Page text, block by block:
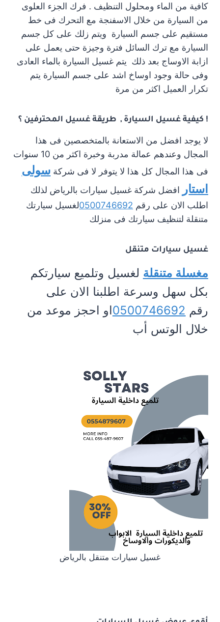
كافية من الماء ومحلول التنظيف . فرك الجزء العلوى
من السيارة من خلال الاسفنجة مع التحرك فى خط
مستقيم على جسم السيارة ويتم زلك على كل جسم
السيارة مع ترك السائل فترة وجيزة حتى يعمل على
ازابة الاوساج بعد ذلك يتم غسيل السيارة بالماء العادى
وفى حالة وجود اوساخ اشد على جسم السيارة يتم
تكرار العميل اكثر من مرة
! كيفية غسيل السيارة , طريقة غسيل المحترفين ؟
لا يوجد افضل من الاستعانة بالمتخصصين فى هذا
المجال وعندهم عمالة مدربة وخبرة اكثر من 10 سنوات
فى هذا المجال كل هذا لا يتوفر لا فى شركة سولى
استار
افضل شركة غسيل سيارات بالرياض لذلك
اطلب الان على رقم 0500746692لغسيل سيارتك
متنقلة لتنظيف سيارتك فى منزلك
غسيل سيارات متنقل
مغسلة متنقلة لغسيل وتلميع سيارتكم
بكل سهل وسرعة اطلبنا الان على
رقم 0500746692او احجز موعد من
خلال الوتس أب
غسيل سيارات متنقل بالرياض